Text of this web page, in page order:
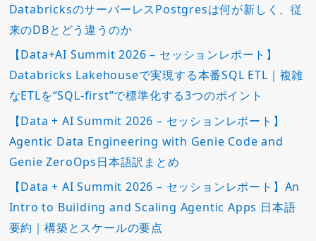
DatabricksのサーバーレスPostgresは何が新しく、従
来のDBとどう違うのか
【Data+AI Summit 2026 – セッションレポート】
Databricks Lakehouseで実現する本番SQL ETL｜複雑
なETLを“SQL-first”で標準化する3つのポイント
【Data + AI Summit 2026 – セッションレポート】
Agentic Data Engineering with Genie Code and
Genie ZeroOps日本語訳まとめ
【Data + AI Summit 2026 – セッションレポート】An
Intro to Building and Scaling Agentic Apps 日本語
要約｜構築とスケールの要点